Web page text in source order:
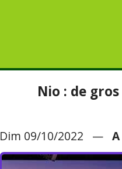
Nio : de
Dim 09/10/2022 —